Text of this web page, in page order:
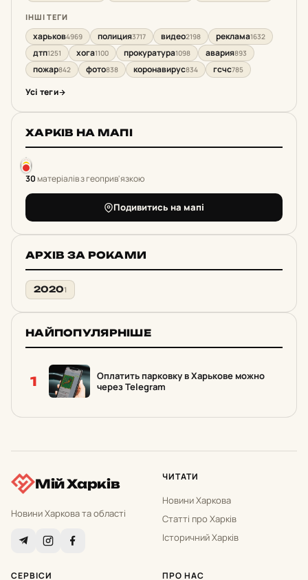
ІНШІ ТЕГИ
харьков4969 полиция3717 видео2198 реклама1632
дтп1251 хога1100 прокуратура1098 авария893
пожар842 фото838 коронавирус834 гсчс785
Усі теги
ХАРКІВ НА МАПІ
30матеріалів з геоприв'язкою
Подивитись на мапі
АРХІВ ЗА РОКАМИ
20201
НАЙПОПУЛЯРНІШЕ
1
Оплатить парковку в Харькове можно
через Telegram
Мій Харків
Новини Харкова та області
ЧИТАТИ
Новини Харкова
Статті про Харків
Історичний Харків
СЕРВІСИ ПРО НАС